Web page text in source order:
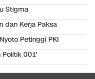
Stigma
dan Kerja Paksa
Petinggi PKI
Politik 001'